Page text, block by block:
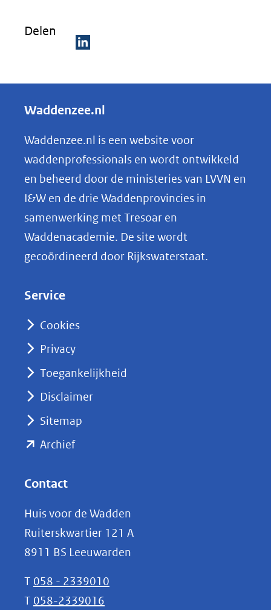
Delen
e
e
n
o
p
k
e
nieuw
naar
Waddenzee.nl
Waddenzee.nl is een website voor
waddenprofessionals en wordt ontwikkeld
en beheerd door de ministeries van LVVN en
I&W en de drie Waddenprovincies in
samenwerking met Tresoar en
Waddenacademie. De site wordt
gecoördineerd door Rijkswaterstaat.
Service
Cookies
Privacy
Toegankelijkheid
Disclaimer
Sitemap
Archief(opent
(verwijst
naar
een
andere
website)
Contact
Huis voor de Wadden
Ruiterskwartier 121 A
8911 BS Leeuwarden
T 058 - 2339010
T 058-2339016